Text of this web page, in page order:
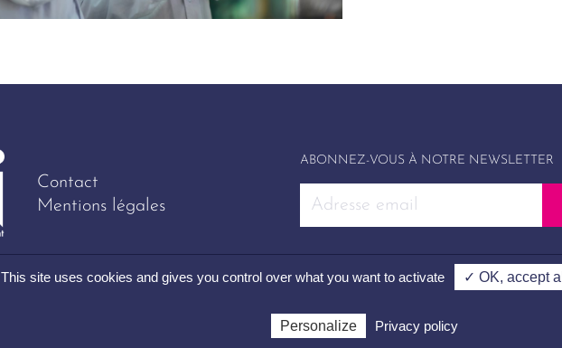
Contact
Mentions légales
ABONNEZ-VOUS À NOTRE NEWSLETTER
This site uses cookies and gives you control over what you want to activate ✓ OK, accept all
Personalize Privacy policy